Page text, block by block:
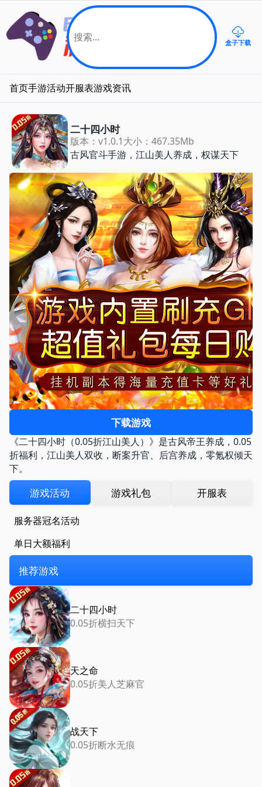
盒子下载
首页手游活动开服表游戏资讯
二十四小时
版本：v1.0.1大小：467.35Mb
古风官斗手游，江山美人养成，权谋天下
下载游戏
《二十四小时（0.05折江山美人）》是古风帝王养成，0.05
折福利，江山美人双收，断案升官、后宫养成，零氪权倾天
下。
游戏活动 游戏礼包 开服表
服务器冠名活动
单日大额福利
推荐游戏
二十四小时
0.05折横扫天下
天之命
0.05折美人芝麻官
战天下
0.05折断水无痕